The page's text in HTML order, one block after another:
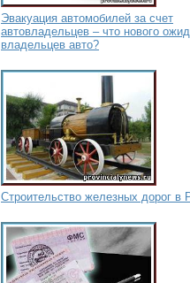
Эвакуация автомобилей за счет
автовладельцев – что нового
владельцев авто?
Строительство железных дорог в